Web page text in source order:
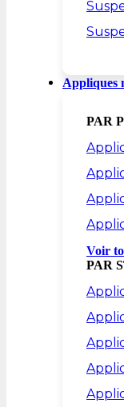
Appliques
PAR
Voir
PAR